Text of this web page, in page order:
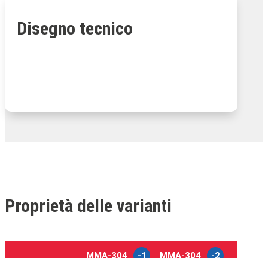
Disegno tecnico
Proprietà delle varianti
MMA‑304 -1 MMA‑304 -2